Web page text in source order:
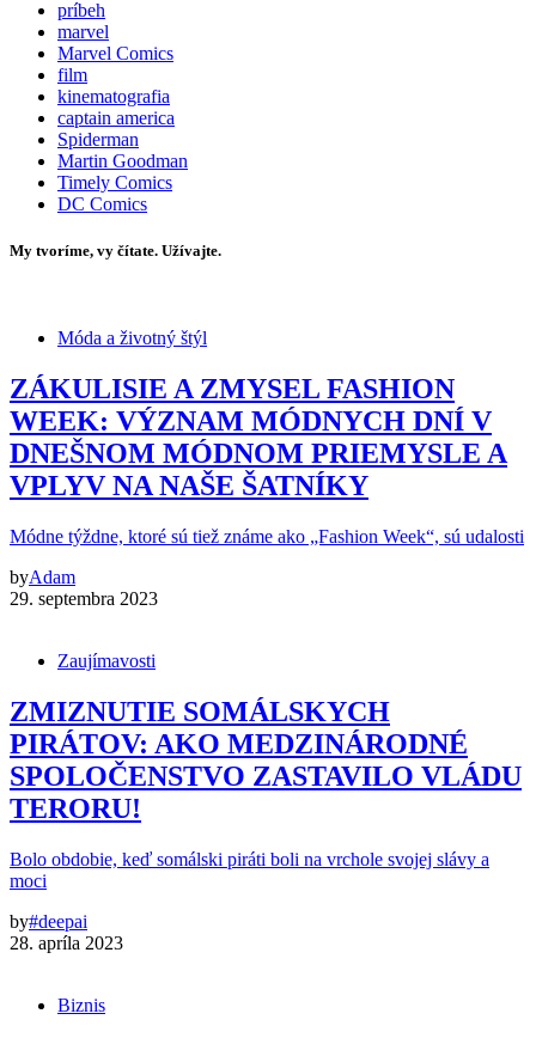
príbeh
marvel
Marvel Comics
film
kinematografia
captain america
Spiderman
Martin Goodman
Timely Comics
DC Comics
My tvoríme, vy čítate. Užívajte.
Móda a životný štýl
ZÁKULISIE A ZMYSEL FASHION
WEEK: VÝZNAM MÓDNYCH DNÍ V
DNEŠNOM MÓDNOM PRIEMYSLE A
VPLYV NA NAŠE ŠATNÍKY
Módne týždne, ktoré sú tiež známe ako „Fashion Week“, sú udalosti
byAdam
29. septembra 2023
Zaujímavosti
ZMIZNUTIE SOMÁLSKYCH
PIRÁTOV: AKO MEDZINÁRODNÉ
SPOLOČENSTVO ZASTAVILO VLÁDU
TERORU!
Bolo obdobie, keď somálski piráti boli na vrchole svojej slávy a
moci
by#deepai
28. apríla 2023
Biznis